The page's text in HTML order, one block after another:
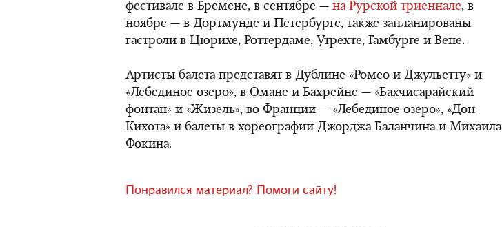
фестивале в Бремене, в сентябре — на Рурской триеннале, в
ноябре — в Дортмунде и Петербурге, также запланированы
гастроли в Цюрихе, Роттердаме, Утрехте, Гамбурге и Вене.
Артисты балета представят в Дублине «Ромео и Джульетту» и
«Лебединое озеро», в Омане и Бахрейне — «Бахчисарайский
фонтан» и «Жизель», во Франции — «Лебединое озеро», «Дон
Кихота» и балеты в хореографии Джорджа Баланчина и Михаила
Фокина.
Понравился материал? Помоги сайту!